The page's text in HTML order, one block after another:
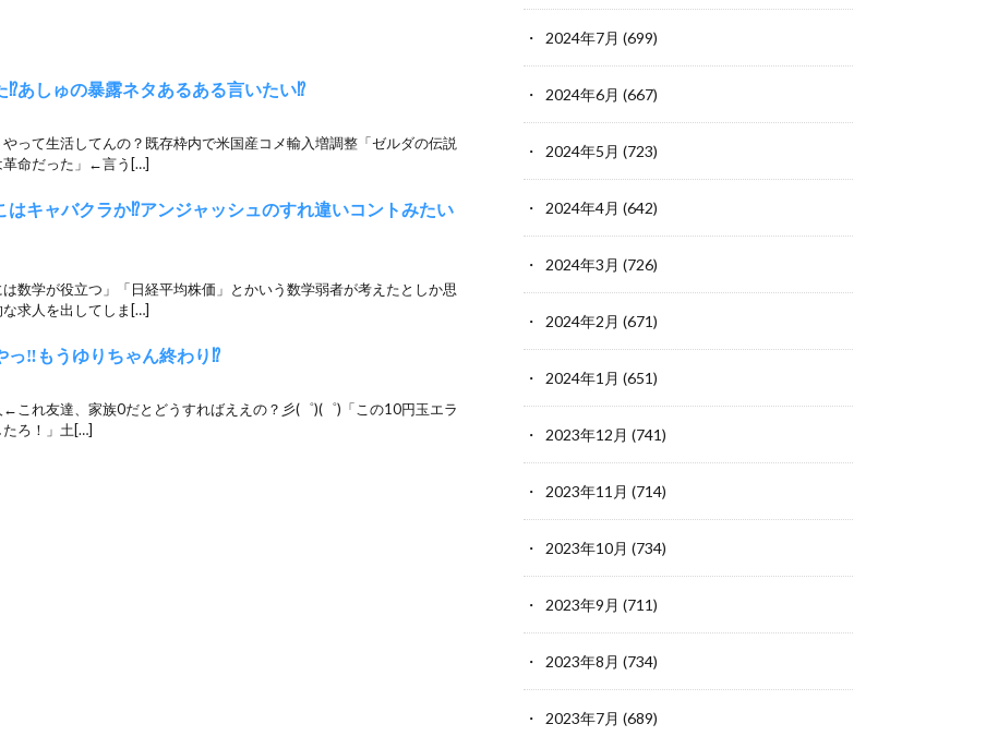
⁉︎あしゅの暴露ネタあるある言いたい⁉︎
って生活してんの？既存枠内で米国産コメ輸入増調整「ゼルダの伝説
革命だった」←言う[…]
はキャバクラか⁉︎アンジャッシュのすれ違いコントみたい
数学が役立つ」「日経平均株価」とかいう数学弱者が考えたとしか思
求人を出してしま[…]
っ‼︎もうゆりちゃん終わり⁉︎
これ友達、家族0だとどうすればええの？彡(゜)(゜)「この10円玉エラ
ろ！」土[…]
2024年7月 (699)
2024年6月 (667)
2024年5月 (723)
2024年4月 (642)
2024年3月 (726)
2024年2月 (671)
2024年1月 (651)
2023年12月 (741)
2023年11月 (714)
2023年10月 (734)
2023年9月 (711)
2023年8月 (734)
2023年7月 (689)